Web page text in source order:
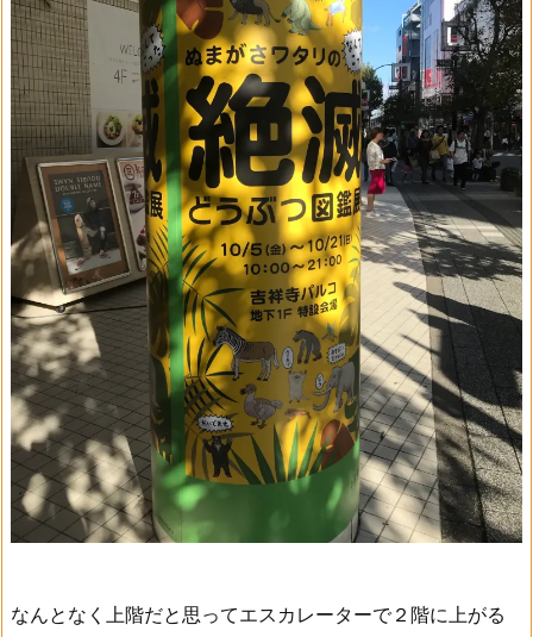
なんとなく上階だと思ってエスカレーターで２階に上がる